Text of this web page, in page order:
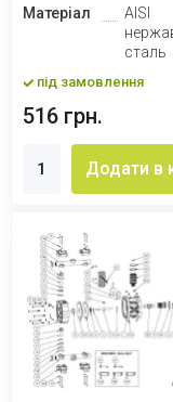
Матеріал
AISI
сталь
під замовлення
516 грн.
Додати в